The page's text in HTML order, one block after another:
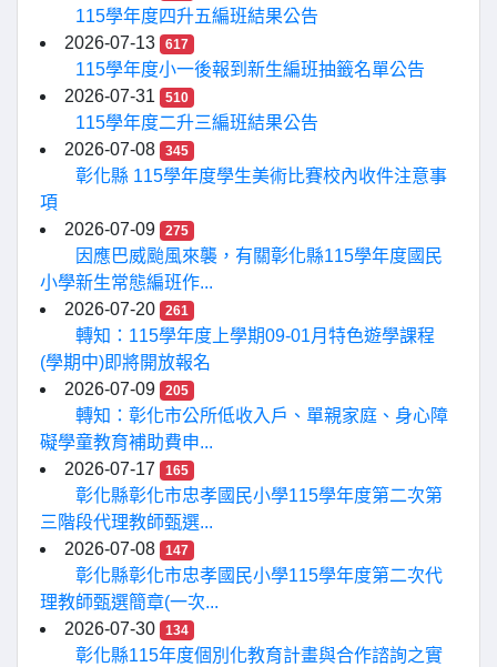
115學年度四升五編班結果公告
2026-07-13
617
115學年度小一後報到新生編班抽籤名單公告
2026-07-31
510
115學年度二升三編班結果公告
2026-07-08
345
彰化縣 115學年度學生美術比賽校內收件注意事
項
2026-07-09
275
因應巴威颱風來襲，有關彰化縣115學年度國民
小學新生常態編班作...
2026-07-20
261
轉知：115學年度上學期09-01月特色遊學課程
(學期中)即將開放報名
2026-07-09
205
轉知：彰化市公所低收入戶、單親家庭、身心障
礙學童教育補助費申...
2026-07-17
165
彰化縣彰化市忠孝國民小學115學年度第二次第
三階段代理教師甄選...
2026-07-08
147
彰化縣彰化市忠孝國民小學115學年度第二次代
理教師甄選簡章(一次...
2026-07-30
134
彰化縣115年度個別化教育計畫與合作諮詢之實